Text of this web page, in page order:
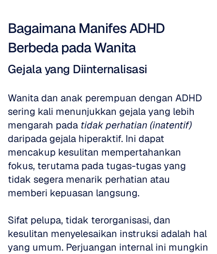
Bagaimana Manifes ADHD
Berbeda pada Wanita
Gejala yang Diinternalisasi
Wanita dan anak perempuan dengan ADHD
sering kali menunjukkan gejala yang lebih
mengarah pada tidak perhatian (inatentif)
daripada gejala hiperaktif. Ini dapat
mencakup kesulitan mempertahankan
fokus, terutama pada tugas-tugas yang
tidak segera menarik perhatian atau
memberi kepuasan langsung.
Sifat pelupa, tidak terorganisasi, dan
kesulitan menyelesaikan instruksi adalah hal
yang umum. Perjuangan internal ini mungkin